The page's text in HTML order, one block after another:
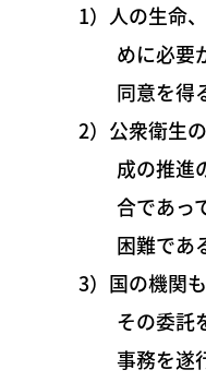
1）人の生命
めに必要
同意を得
2）公衆衛生
成の推進
合であっ
困難であ
3）国の機関
その委託
事務を遂